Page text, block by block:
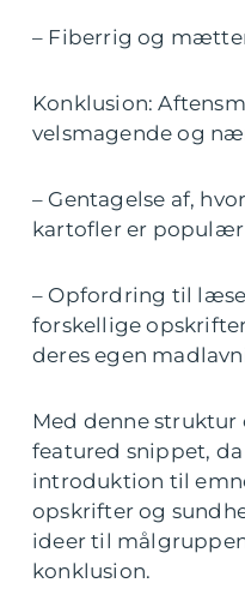
– Fiberrig og
Konklusion:
velsmagende og
– Gentagelse af,
kartofler er populær
– Opfordring til
forskellige
deres egen
Med denne struktur
featured snippet,
introduktion til
opskrifter og
ideer til
konklusion.